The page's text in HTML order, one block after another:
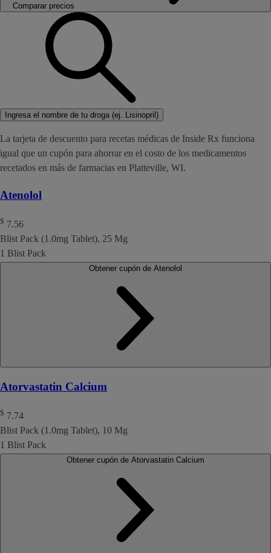
Comparar precios
Ingresa el nombre de tu droga (ej. Lisinopril)
La tarjeta de descuento para recetas médicas de Inside Rx funciona
igual que un cupón para ahorrar en el costo de los medicamentos
recetados en más de farmacias en Platteville, WI.
Atenolol
$ 7.56
Blist Pack (1.0mg Tablet), 25 Mg
1 Blist Pack
Atorvastatin Calcium
$ 7.74
Blist Pack (1.0mg Tablet), 10 Mg
1 Blist Pack